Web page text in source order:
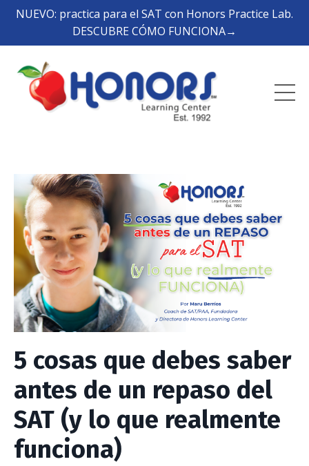
NUEVO: practica para el SAT con Honors Practice Lab.
DESCUBRE CÓMO FUNCIONA→
5 cosas que debes saber
antes de un repaso del
SAT (y lo que realmente
funciona)